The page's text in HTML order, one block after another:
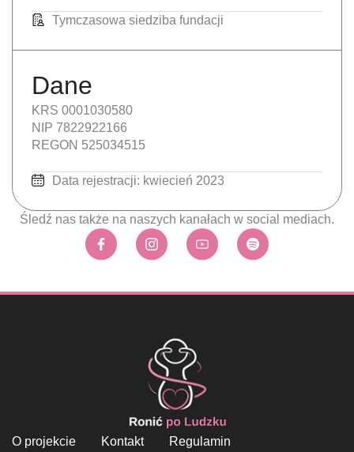
Tymczasowa siedziba fundacji
Dane
KRS 0001030580
NIP 7822922166
REGON 525034515
Data rejestracji: kwiecień 2023
Śledź nas także na naszych kanałach w social mediach.
O projekcie Kontakt
Regulamin